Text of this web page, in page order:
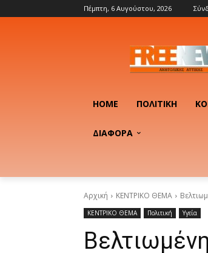
Πέμπτη, 6 Αυγούστου, 2026
HOME ΠΟΛΙΤΙΚΉ
ΔΙΑΦΟΡΑ
Αρχική ΚΕΝΤΡΙΚΟ ΘΕΜΑ
ΚΕΝΤΡΙΚΟ ΘΕΜΑ Πολιτική Υγεία